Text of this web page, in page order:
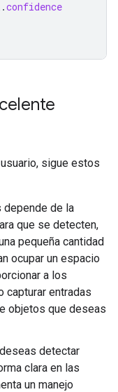
.confidence
sigue estos
de la
que se detecten,
pequeña cantidad
ocupar un espacio
a los
capturar entradas
objetos que deseas
detectar
clara en las
un manejo